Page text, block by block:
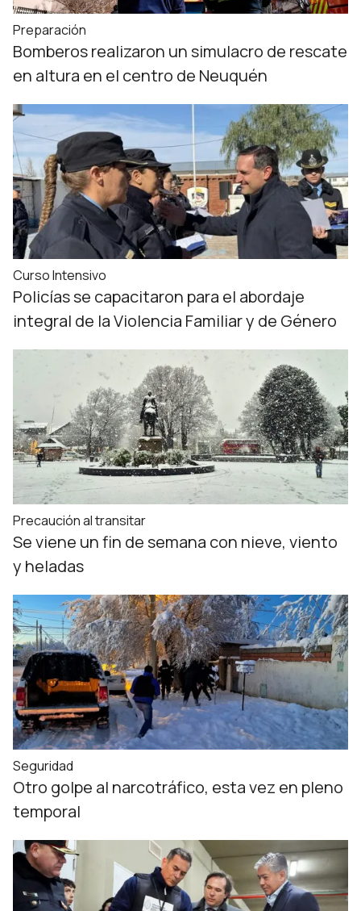
Preparación
Bomberos realizaron un simulacro de rescate
en altura en el centro de Neuquén
Curso Intensivo
Policías se capacitaron para el abordaje
integral de la Violencia Familiar y de Género
Precaución al transitar
Se viene un fin de semana con nieve, viento
y heladas
Seguridad
Otro golpe al narcotráfico, esta vez en pleno
temporal